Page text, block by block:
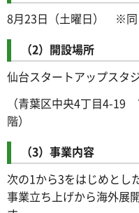
8月23日（土曜日） ※同
（2）開設場所
仙台スタートアップスタ
（青葉区中央4丁目4-19
階）
（3）事業内容
次の1から3をはじめとし
事業立ち上げから海外展